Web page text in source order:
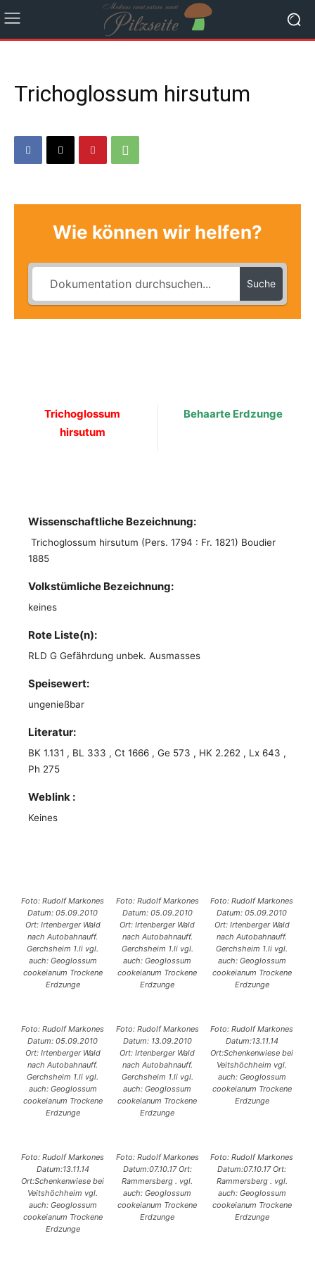
Trichoglossum hirsutum
Wie können wir helfen?
Suche
Trichoglossum
hirsutum
Behaarte Erdzunge
Wissenschaftliche Bezeichnung:
Trichoglossum hirsutum (Pers. 1794 : Fr. 1821) Boudier
1885
Volkstümliche Bezeichnung:
keines
Rote Liste(n):
RLD G Gefährdung unbek. Ausmasses
Speisewert:
ungenießbar
Literatur:
BK 1.131 , BL 333 , Ct 1666 , Ge 573 , HK 2.262 , Lx 643 ,
Ph 275
Weblink :
Keines
Foto: Rudolf Markones
Datum: 05.09.2010
Ort: Irtenberger Wald
nach Autobahnauff.
Gerchsheim 1.li vgl.
auch: Geoglossum
cookeianum Trockene
Erdzunge
Foto: Rudolf Markones
Datum: 05.09.2010
Ort: Irtenberger Wald
nach Autobahnauff.
Gerchsheim 1.li vgl.
auch: Geoglossum
cookeianum Trockene
Erdzunge
Foto: Rudolf Markones
Datum: 05.09.2010
Ort: Irtenberger Wald
nach Autobahnauff.
Gerchsheim 1.li vgl.
auch: Geoglossum
cookeianum Trockene
Erdzunge
Foto: Rudolf Markones
Datum: 05.09.2010
Ort: Irtenberger Wald
nach Autobahnauff.
Gerchsheim 1.li vgl.
auch: Geoglossum
cookeianum Trockene
Erdzunge
Foto: Rudolf Markones
Datum: 13.09.2010
Ort: Irtenberger Wald
nach Autobahnauff.
Gerchsheim 1.li vgl.
auch: Geoglossum
cookeianum Trockene
Erdzunge
Foto: Rudolf Markones
Datum:13.11.14
Ort:Schenkenwiese bei
Veitshöchheim vgl.
auch: Geoglossum
cookeianum Trockene
Erdzunge
Foto: Rudolf Markones
Datum:13.11.14
Ort:Schenkenwiese bei
Veitshöchheim vgl.
auch: Geoglossum
cookeianum Trockene
Erdzunge
Foto: Rudolf Markones
Datum:07.10.17 Ort:
Rammersberg . vgl.
auch: Geoglossum
cookeianum Trockene
Erdzunge
Foto: Rudolf Markones
Datum:07.10.17 Ort:
Rammersberg . vgl.
auch: Geoglossum
cookeianum Trockene
Erdzunge